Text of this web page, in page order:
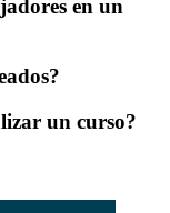
en un
un curso?